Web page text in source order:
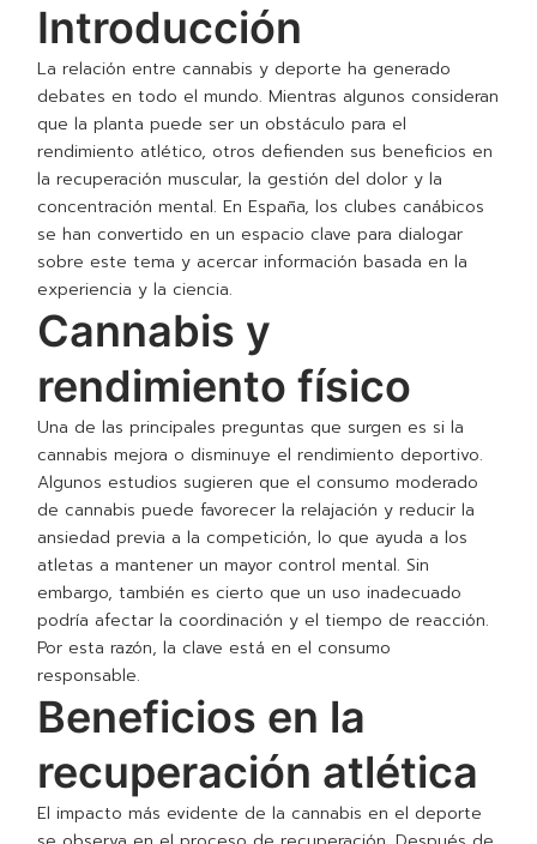
Introducción
La relación entre cannabis y deporte ha generado
debates en todo el mundo. Mientras algunos consideran
que la planta puede ser un obstáculo para el
rendimiento atlético, otros defienden sus beneficios en
la recuperación muscular, la gestión del dolor y la
concentración mental. En España, los clubes canábicos
se han convertido en un espacio clave para dialogar
sobre este tema y acercar información basada en la
experiencia y la ciencia.
Cannabis y
rendimiento físico
Una de las principales preguntas que surgen es si la
cannabis mejora o disminuye el rendimiento deportivo.
Algunos estudios sugieren que el consumo moderado
de cannabis puede favorecer la relajación y reducir la
ansiedad previa a la competición, lo que ayuda a los
atletas a mantener un mayor control mental. Sin
embargo, también es cierto que un uso inadecuado
podría afectar la coordinación y el tiempo de reacción.
Por esta razón, la clave está en el consumo
responsable.
Beneficios en la
recuperación atlética
El impacto más evidente de la cannabis en el deporte